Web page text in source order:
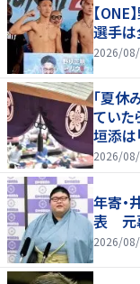
【ONE
選手は
2026/
「夏休
ていた
垣添は
2026/
年寄
表 元
2026/